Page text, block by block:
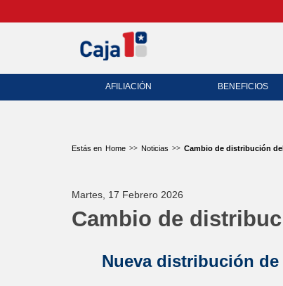
AFILIACIÓN BENEFICIOS
Home Noticias Cambio de distribución
Martes, 17 Febrero 2026
Cambio de
Nueva distribución